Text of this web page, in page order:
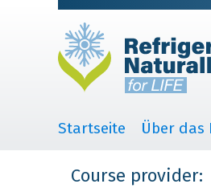
Startseite Über das
Course provider: